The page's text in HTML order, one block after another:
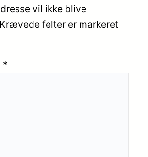
vil ikke blive
Krævede felter er markeret
*